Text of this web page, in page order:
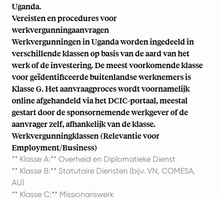
Uganda.
Vereisten en procedures voor
werkvergunningaanvragen
Werkvergunningen in Uganda worden ingedeeld in
verschillende klassen op basis van de aard van het
werk of de investering. De meest voorkomende klasse
voor geïdentificeerde buitenlandse werknemers is
Klasse G. Het aanvraagproces wordt voornamelijk
online afgehandeld via het DCIC-portaal, meestal
gestart door de sponsornemende werkgever of de
aanvrager zelf, afhankelijk van de klasse.
Werkvergunningklassen (Relevantie voor
Employment/Business)
** Klasse A:** Overheid en Diplomatieke Dienst
** Klasse B:** Statutaire Diensten (bijv. VN, COMESA,
AU)
** Klasse C:** Missionariswerk